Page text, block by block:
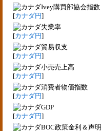
Ivey購買部協会指数
[カナダ円]
失業率
[カナダ円]
貿易収支
[カナダ円]
小売売上高
[カナダ円]
消費者物価指数
[カナダ円]
GDP
[カナダ円]
BOC政策金利＆声明